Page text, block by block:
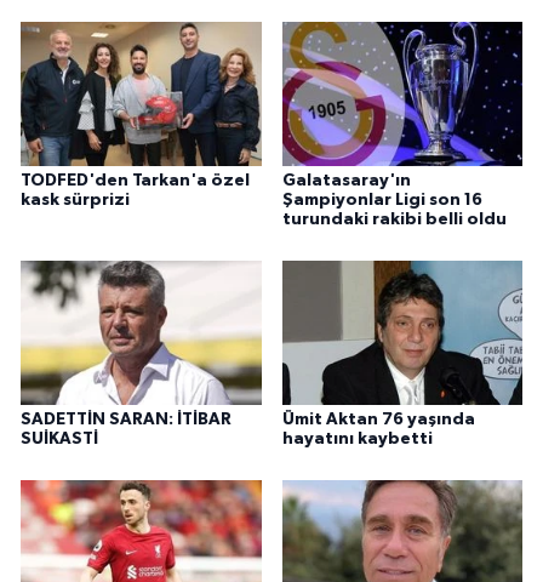
TODFED'den Tarkan'a özel
kask sürprizi
Galatasaray'ın
Şampiyonlar Ligi son 16
turundaki rakibi belli oldu
SADETTİN SARAN: İTİBAR
SUİKASTİ
Ümit Aktan 76 yaşında
hayatını kaybetti